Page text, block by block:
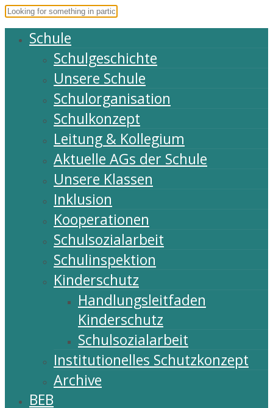
Schule
Schulgeschichte
Unsere Schule
Schulorganisation
Schulkonzept
Leitung & Kollegium
Aktuelle AGs der Schule
Unsere Klassen
Inklusion
Kooperationen
Schulsozialarbeit
Schulinspektion
Kinderschutz
Handlungsleitfaden
Kinderschutz
Schulsozialarbeit
Institutionelles Schutzkonzept
Archive
BEB